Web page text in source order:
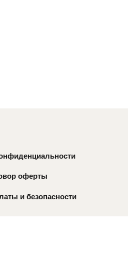
оферты
и безопасности